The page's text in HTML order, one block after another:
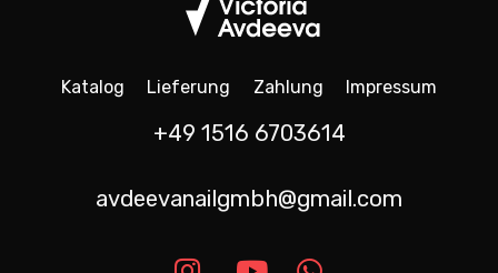
Katalog Lieferung Zahlung Impressum
+49 1516 6703614
avdeevanailgmbh@gmail.com